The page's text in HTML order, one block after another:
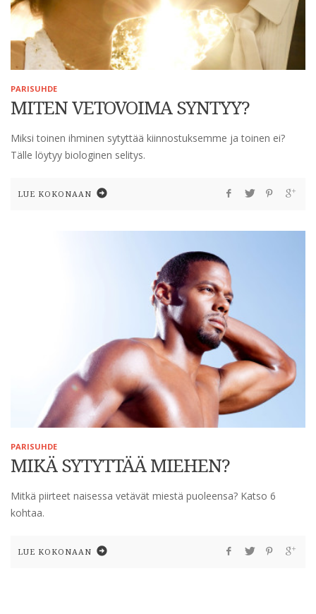
PARISUHDE
MITEN VETOVOIMA SYNTYY?
Miksi toinen ihminen sytyttää kiinnostuksemme ja toinen ei?
Tälle löytyy biologinen selitys.
LUE KOKONAAN
PARISUHDE
MIKÄ SYTYTTÄÄ MIEHEN?
Mitkä piirteet naisessa vetävät miestä puoleensa? Katso 6
kohtaa.
LUE KOKONAAN